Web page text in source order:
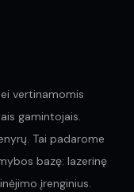
vertinamomis
gamintojais.
Tai padarome
bazę: lazerinę
įrenginius.